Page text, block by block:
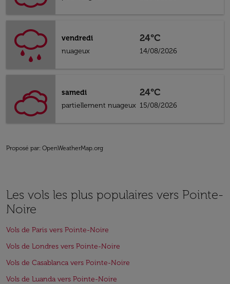
vendredi
nuageux
24°C
14/08/2026
samedi
partiellement nuageux
24°C
15/08/2026
Proposé par: OpenWeatherMap.org
Les vols les plus populaires vers Pointe-
Noire
Vols de Paris vers Pointe-Noire
Vols de Londres vers Pointe-Noire
Vols de Casablanca vers Pointe-Noire
Vols de Luanda vers Pointe-Noire